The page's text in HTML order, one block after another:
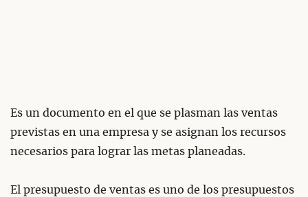
Es un documento en el que se plasman las ventas
previstas en una empresa y se asignan los recursos
necesarios para lograr las metas planeadas.
El presupuesto de ventas es uno de los presupuestos